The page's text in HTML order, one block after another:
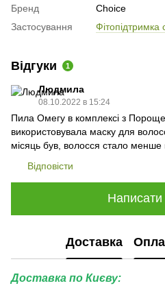
Бренд
Choice
Застосування
Фітопідтримка
Відгуки 1
Людмила
08.10.2022 в 15:24
Пила Омегу в комплексі з
використовувала маску для
місяць був, волосся стало менше
Відповісти
Написати
Доставка
Доставка по Києву: